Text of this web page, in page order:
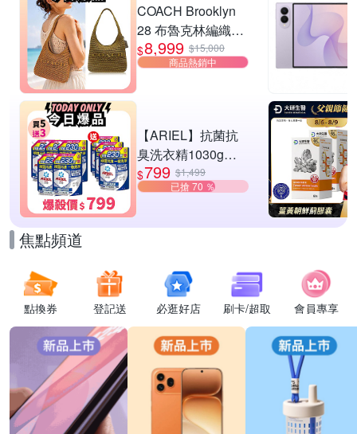
COACH Brooklyn
28 布魯克林編織款
單肩包-橄欖綠
$8,999 $15,000
商品熱銷中
【ARIEL】抗菌抗
臭洗衣精1030g補
充包 X8 (抗菌去漬/
室內晾曬) 兩款任選
$799 $1,499
已搶 70 ％
焦點頻道
點換券 登記送 必逛好店 刷卡/超取 會員專享